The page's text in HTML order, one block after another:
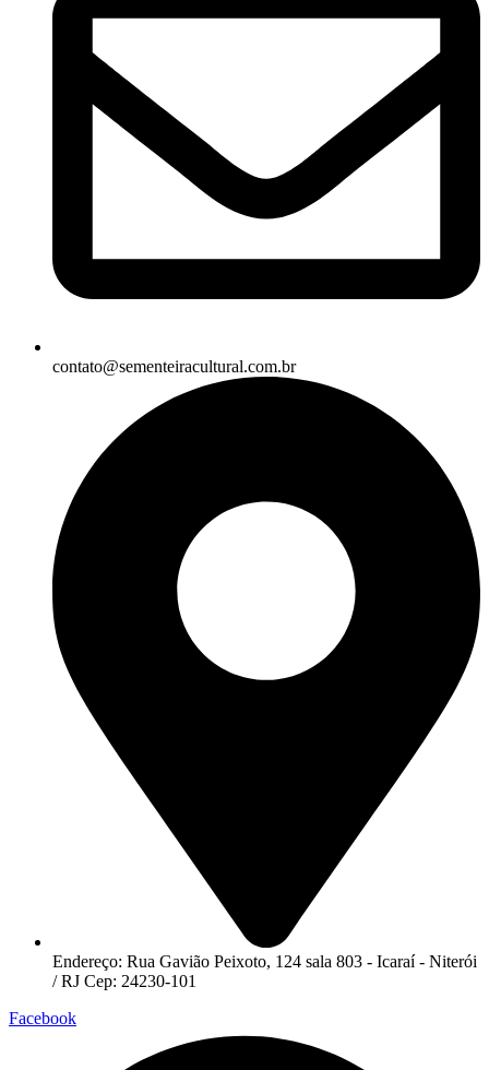
contato@sementeiracultural.com.br
Endereço: Rua Gavião Peixoto, 124 sala 803 - Icaraí - Niterói
/ RJ Cep: 24230-101
Facebook